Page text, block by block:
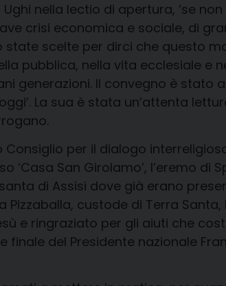
nella lectio di apertura, ‘se
crisi economica e sociale, di
state scelte per dirci che questo
pubblica, nella vita ecclesiale e
generazioni. Il convegno è stato
La sua è stata un’attenta
per il dialogo
‘Casa San Girolamo’, l’eremo di
di Assisi dove già erano
custode di Terra
e ringraziato per gli aiuti che
finale del Presidente nazionale